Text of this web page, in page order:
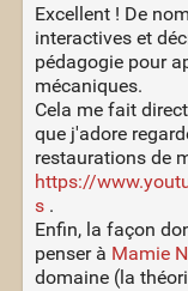
Excellent ! De
interactives et
pédagogie pour
mécaniques.
Cela me fait
que j'adore
restaurations de
https://
s.
Enfin, la façon
penser à Mamie
domaine (la